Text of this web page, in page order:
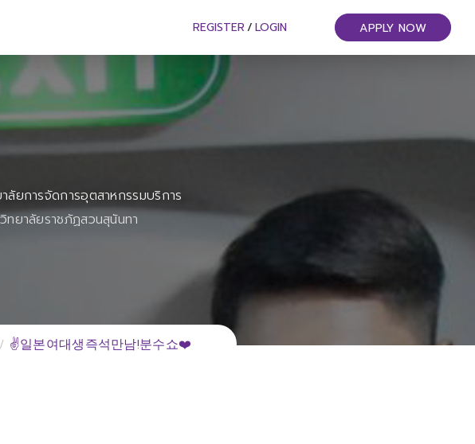
REGISTER / LOGIN APPLY NOW
ลัยการจัดการอุตสาหกรรมบริการ
ทยาลัยราชภัฏสวนสุนันทา
✌일본여대생즉석만남!분수쇼❤️